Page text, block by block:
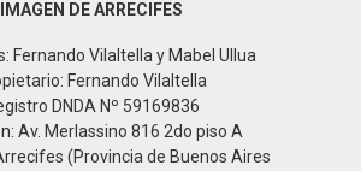
IMAGEN DE ARRECIFES
Fernando Vilaltella y Mabel Ullua
Fernando Vilaltella
DNDA Nº 59169836
Av. Merlassino 816 2do piso A
(Provincia de Buenos Aires